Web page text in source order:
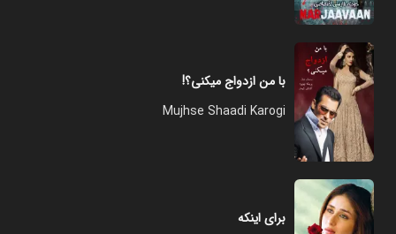
با من ازدواج میکنی؟!
Mujhse Shaadi Karogi
برای اینکه